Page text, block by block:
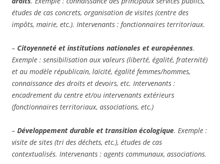
études de cas concrets, organisation de visites (centre des
impôts, mairie, etc.). Intervenants : fonctionnaires territoriaux.
– Citoyenneté et institutions nationales et européennes.
Exemple : sensibilisation aux valeurs (liberté, égalité, fraternité)
et au modèle républicain, laïcité, égalité femmes/hommes,
connaissance des droits et devoirs, etc. Intervenants :
encadrement du centre et/ou intervenants extérieurs
(fonctionnaires territoriaux, associations, etc.)
– Développement durable et transition écologique. Exemple :
visite de sites (tri des déchets, etc.), études de cas
contextualisés. Intervenants : agents communaux, associations.